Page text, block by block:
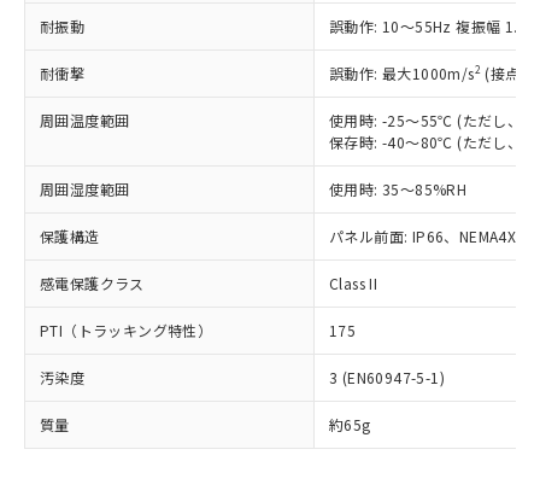
耐振動 誤動作: 10～55Hz 複振幅
耐衝撃 誤動作: 最大1000m/s2 (接点
周囲温度範囲
使用時: -25～55℃ (ただし、氷
保存時: -40～80℃ (ただし、氷
周囲湿度範囲 使用時: 35～85%RH
保護構造 パネル前面: IP66、NEMA4X,
感電保護クラス Class II
PTI（トラッキング特性） 175
汚染度 3 (EN60947-5-1)
質量 約65g
記載している更新日時点での社内デー
タに基づき作成されるものであり、閲
覧された時点での実際の在庫および標
準価格とは異なる場合があることをご
正式な納期状況および標準価格はお客
様のお取引先、またはお客様担当のオ
ムロン制御機器販売店・当社販売員に
オムロン制御機器販売店や当社販売拠
販売ネットワーク
」をご確認
ください。
在庫状況および標準価格結果を当社の
事前の承諾なく第三者に漏洩または開
示しないようお願いします。
マイパーツ機能（部品リスト作成サー
ビス）をご利用いただくには、I-Web
メンバーズにご登録されている必要が
鉛(Pb) 1000ppm以下、 水銀(Hg) 1000ppm以下、 カド
六価クロム(Cr(Ⅵ)) 1000ppm以下、ポリ臭化ビフェニル
類(PBB) 1000ppm以下、ポリ臭化ジフェニルエーテル類
(PBDE) 1000ppm以下、フタル酸ビス(2-エチルヘキシ
ル) (DEHP)(別名：DOP) 1000ppm以下、フタル酸ブチ
ルベンジル（BBP） 1000ppm以下、フタル酸ジブチル
（DBP） 1000ppm以下、フタル酸ジイソブチル
(DIBP) 1000ppm以下
但し、RoHS指令で産業用監視および制御機器に対する
適用除外項目は除く。
フタル酸エステル類の４物質については閾値を超える意
図的な使用がないことを確認しています。
※2 対応予定月
部品在庫の切り替え状況などにより、予定
月が前後することがあります。
*中国RoHS10物質の基準値 (GB/T26572)：
Pb(鉛) :1000ppm、 Hg(水銀) : 1000ppm、 Cd(カドミウ
Cr(Ⅵ)(六価クロム) : 1000ppm、 PBBs(ポリ臭化ビフェ
ニル類) : 1000ppm、 PBDEs(ポリ臭化ジフェニルエーテ
ル) : 1000ppm、
DEHP(フタル酸ビス(2-エチルヘキシル)) : 1000ppm
※2 環境保護使用期限
「ｅ」：有害物質（10物質）のすべてが基
準値以下であることを示します。
「10」：通常の使用状況下において有害物
質が外部に漏えいし、環境に深刻な影響を
及ぼさない年数を意味します。
（以下｢規制貨物等」という）を輸出
または国外への提供する場合は、日本
国政府の輸出許可(または役務取引許
可)を取得するなどの必要な手続きを
当社は規制貨物を破棄する場合は、完
全に破砕するなど、違法に輸出されな
いよう必要な手段を講じます。
当社は貴社製品を、核兵器、ミサイ
ル、化学兵器、生物兵器またはその他
武器並びにこれらの製造装置等に一切
使用いたしません。
当社は、貴社製品を第三者に販売する
場合は、上記1、2および3の内容を当
該第三者に通知します。また当社は、
販売先および販売に係わる関係者が違
法に輸出するおそれがある場合は、取
り引きをいたしません。
○ 一定数以上の在庫あり
△ 一定数には満たないが在庫あり
在庫なし(最新の在庫状況につ
いては、お客様のお取引先、ま
たはお客様担当のオムロン制御
機器販売店・当社販売員にご確
認ください)
受注生産機種、また在庫状況の
情報を公開していない機種